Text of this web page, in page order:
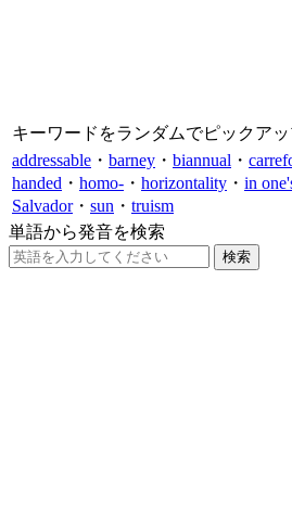
キーワードをランダムでピックア
addressable ・ barney ・ biannual ・
handed ・ homo- ・ horizontality ・ in
Salvador・ sun ・ truism
単語から発音を検索